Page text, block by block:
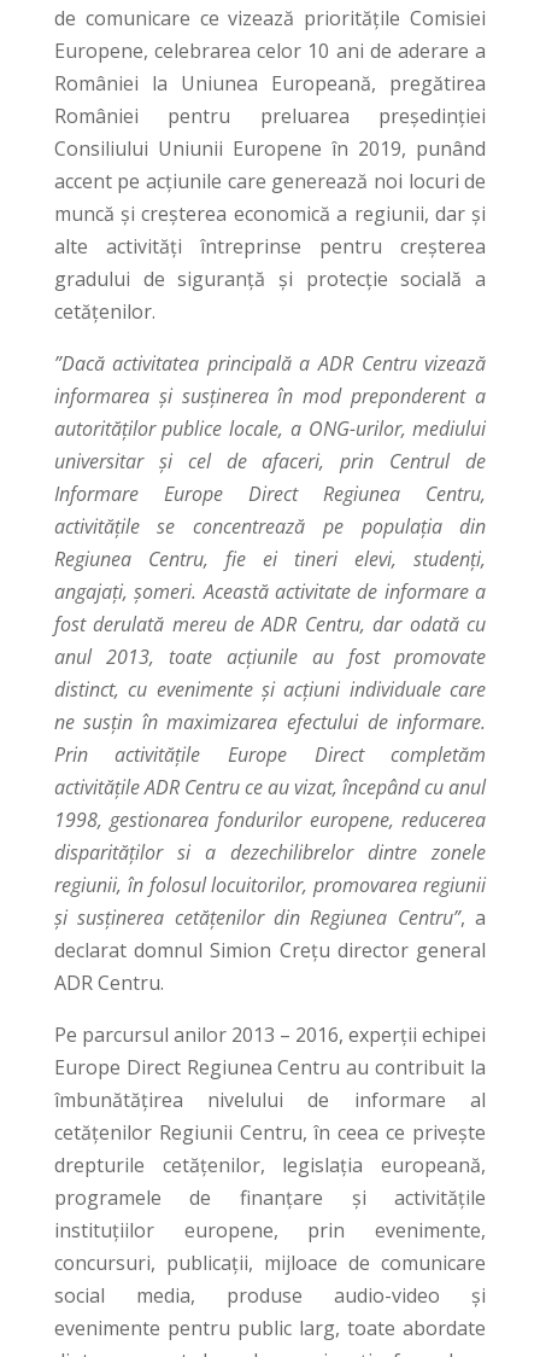
de comunicare ce vizează prioritățile Comisiei
Europene, celebrarea celor 10 ani de aderare a
României la Uniunea Europeană, pregătirea
României pentru preluarea președinției
Consiliului Uniunii Europene în 2019, punând
accent pe acțiunile care generează noi locuri de
muncă și creșterea economică a regiunii, dar și
alte activități întreprinse pentru creșterea
gradului de siguranță și protecție socială a
cetățenilor.
”Dacă activitatea principală a ADR Centru vizează
informarea și susținerea în mod preponderent a
autorităților publice locale, a ONG-urilor, mediului
universitar și cel de afaceri, prin Centrul de
Informare Europe Direct Regiunea Centru,
activitățile se concentrează pe populația din
Regiunea Centru, fie ei tineri elevi, studenți,
angajați, șomeri. Această activitate de informare a
fost derulată mereu de ADR Centru, dar odată cu
anul 2013, toate acțiunile au fost promovate
distinct, cu evenimente și acțiuni individuale care
ne susțin în maximizarea efectului de informare.
Prin activitățile Europe Direct completăm
activitățile ADR Centru ce au vizat, începând cu anul
1998, gestionarea fondurilor europene, reducerea
disparităților si a dezechilibrelor dintre zonele
regiunii, în folosul locuitorilor, promovarea regiunii
și susținerea cetățenilor din Regiunea Centru”, a
declarat domnul Simion Crețu director general
ADR Centru.
Pe parcursul anilor 2013 – 2016, experții echipei
Europe Direct Regiunea Centru au contribuit la
îmbunătățirea nivelului de informare al
cetățenilor Regiunii Centru, în ceea ce privește
drepturile cetățenilor, legislația europeană,
programele de finanțare și activitățile
instituțiilor europene, prin evenimente,
concursuri, publicații, mijloace de comunicare
social media, produse audio-video și
evenimente pentru public larg, toate abordate